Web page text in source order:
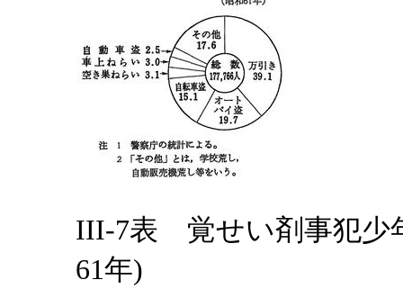
III-7表 覚せい剤事犯少
61年)